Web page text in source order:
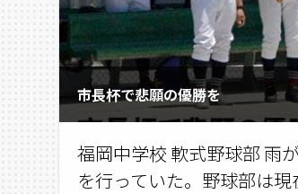
市長杯で悲願の優勝を
福岡中学校 軟式野球部 雨
を行っていた。野球部は